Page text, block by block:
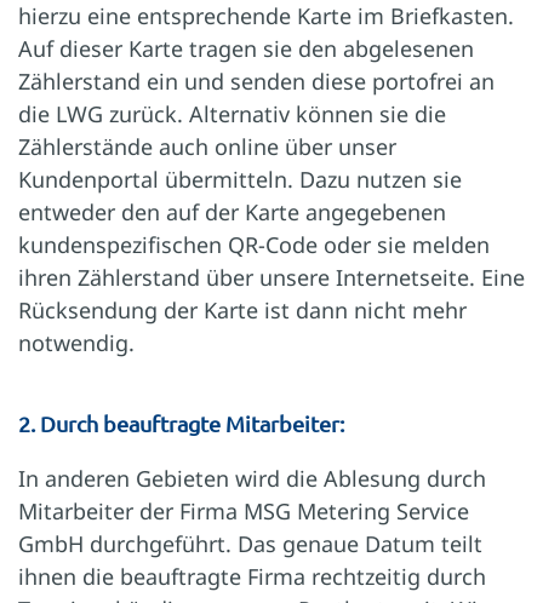
hierzu eine entsprechende Karte im Briefkasten.
Auf dieser Karte tragen sie den abgelesenen
Zählerstand ein und senden diese portofrei an
die LWG zurück. Alternativ können sie die
Zählerstände auch online über unser
Kundenportal übermitteln. Dazu nutzen sie
entweder den auf der Karte angegebenen
kundenspezifischen QR-Code oder sie melden
ihren Zählerstand über unsere Internetseite. Eine
Rücksendung der Karte ist dann nicht mehr
notwendig.
2. Durch beauftragte Mitarbeiter:
In anderen Gebieten wird die Ablesung durch
Mitarbeiter der Firma MSG Metering Service
GmbH durchgeführt. Das genaue Datum teilt
ihnen die beauftragte Firma rechtzeitig durch